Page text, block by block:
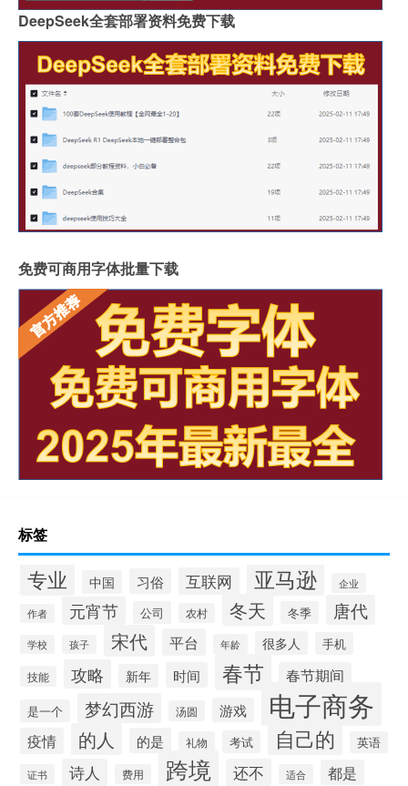
DeepSeek全套部署资料免费下载
免费可商用字体批量下载
标签
专业 中国 习俗 互联网 亚马逊 企业
作者 元宵节 公司 农村 冬天 冬季 唐代
学校 孩子 宋代 平台 年龄 很多人 手机
技能 攻略 新年 时间 春节 春节期间
是一个 梦幻西游 汤圆 游戏 电子商务
疫情 的人 的是 礼物 考试 自己的 英语
证书 诗人 费用 跨境 还不 适合 都是